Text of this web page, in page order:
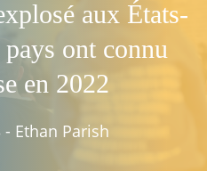
aux États-
ont connu
en 2022
- Ethan Parish